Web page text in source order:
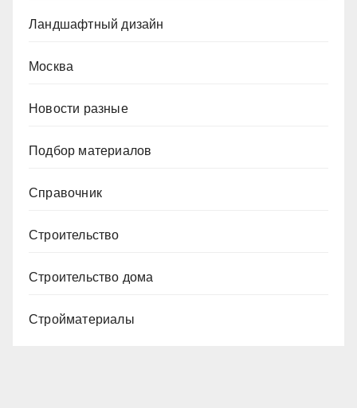
Ландшафтный дизайн
Москва
Новости разные
Подбор материалов
Справочник
Строительство
Строительство дома
Стройматериалы